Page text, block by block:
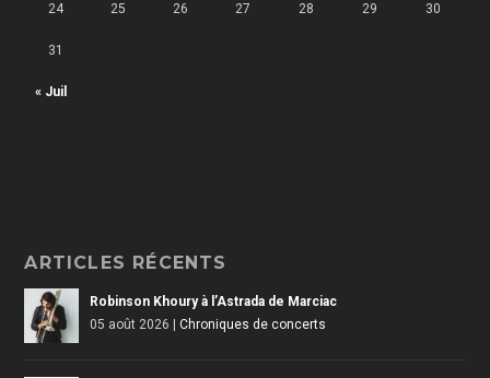
« Juil
24 25 26 27 28 29 30
31
ARTICLES RÉCENTS
Robinson Khoury à l’Astrada de Marciac
05 août 2026
|Chroniques de concerts